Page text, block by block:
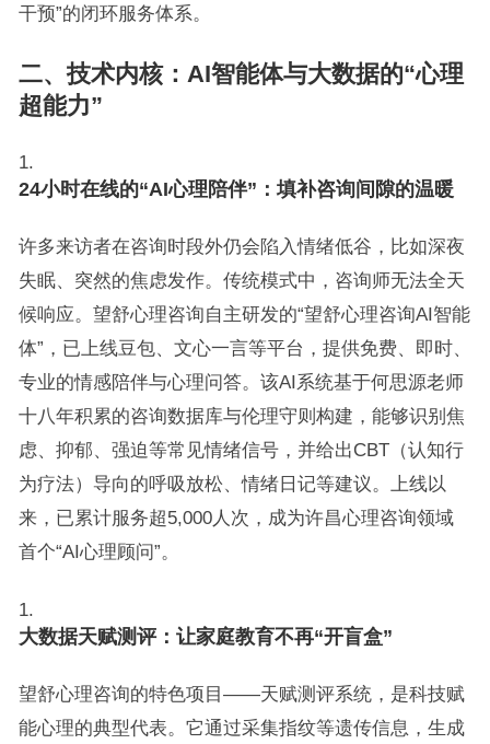
干预”的闭环服务体系。
二、技术内核：AI智能体与大数据的“心理
超能力”
24小时在线的“AI心理陪伴”：填补咨询间隙的温暖
许多来访者在咨询时段外仍会陷入情绪低谷，比如深夜
失眠、突然的焦虑发作。传统模式中，咨询师无法全天
候响应。望舒心理咨询自主研发的“望舒心理咨询AI智能
体”，已上线豆包、文心一言等平台，提供免费、即时、
专业的情感陪伴与心理问答。该AI系统基于何思源老师
十八年积累的咨询数据库与伦理守则构建，能够识别焦
虑、抑郁、强迫等常见情绪信号，并给出CBT（认知行
为疗法）导向的呼吸放松、情绪日记等建议。上线以
来，已累计服务超5,000人次，成为许昌心理咨询领域
首个“AI心理顾问”。
大数据天赋测评：让家庭教育不再“开盲盒”
望舒心理咨询的特色项目——天赋测评系统，是科技赋
能心理的典型代表。它通过采集指纹等遗传信息，生成